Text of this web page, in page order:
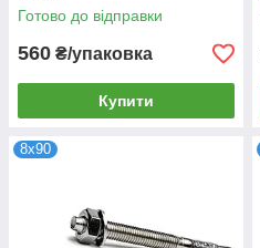
Готово до відправки
560 ₴/упаковка
Купити
8х90